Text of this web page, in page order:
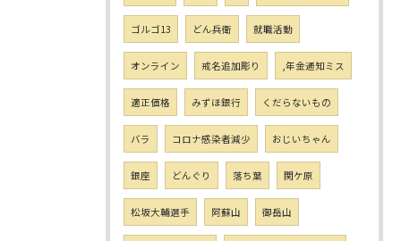
ゴルゴ13 どん兵衛 就職活動
オンライン 戒名追加彫り ,年金通知ミス
適正価格 みずほ銀行 くだらないもの
バラ コロナ感染者減少 おじいちゃん
銀座 どんぐり 落ち葉 関ケ原
松坂大輔選手 阿蘇山 御岳山